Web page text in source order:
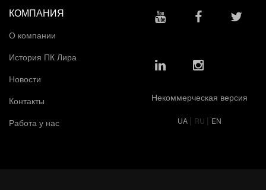
КОМПАНИЯ
О компании
История ПК Лира
Новости
Контакты
Работа у нас
Некоммерческая версия
UA | RU | EN